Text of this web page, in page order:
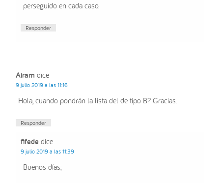
perseguido en cada caso.
Responder
Airam dice
9 julio 2019 a las 11:16
Hola, cuando pondrán la lista del de tipo B? Gracias.
Responder
fifede dice
9 julio 2019 a las 11:39
Buenos días;